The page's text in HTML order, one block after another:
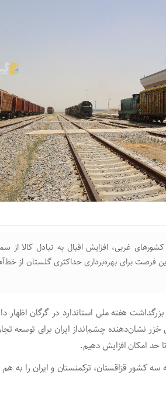
غربی، افزایش اقبال به تبادل کالا از
فرصت برای بهره‌برداری حداکثری گلستان از
هفته ملی استاندارد در گرگان اظهار
نشان‌دهنده چشم‌انداز ایران برای توسعه
حد امکان افزایش دهیم.
خزر به طول ۹۲۶ کیلومتر است که سه کشور قزاقستان، ترکمنستان و ایران را